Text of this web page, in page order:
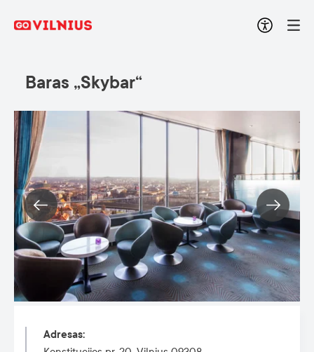
Baras „Skybar“
Adresas: